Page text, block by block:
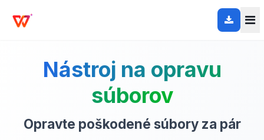
Nástroj na opravu
súborov
Opravte poškodené súbory za pár